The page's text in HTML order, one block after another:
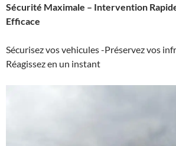
Sécurité Maximale – Intervention
Efficace
Sécurisez vos vehicules -Préservez vos
Réagissez en un instant